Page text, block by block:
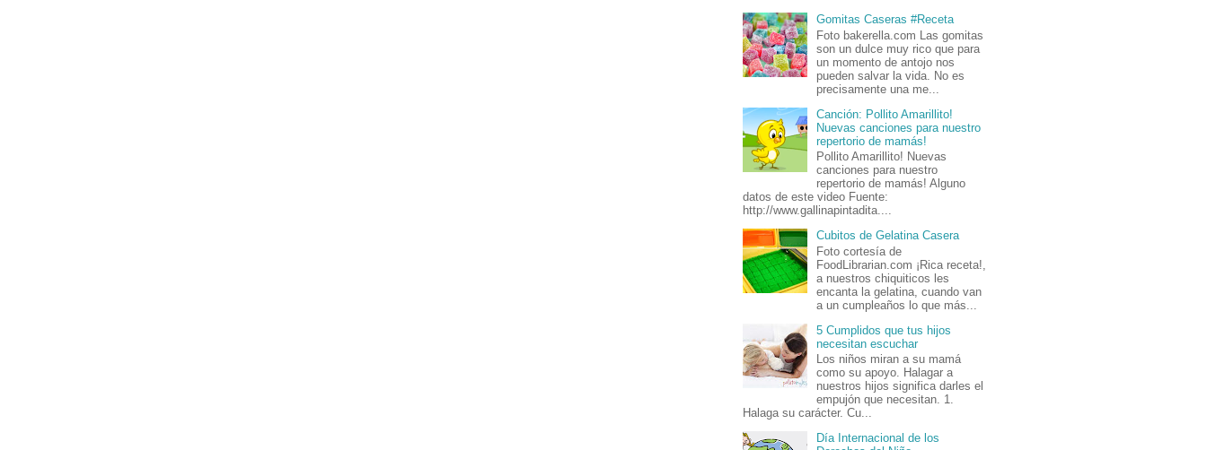
Gomitas Caseras #Receta
Foto bakerella.com Las gomitas
son un dulce muy rico que para
un momento de antojo nos
pueden salvar la vida. No es
precisamente una me...
Canción: Pollito Amarillito!
Nuevas canciones para nuestro
repertorio de mamás!
Pollito Amarillito! Nuevas
canciones para nuestro
repertorio de mamás! Alguno
datos de este video Fuente:
http://www.gallinapintadita....
Cubitos de Gelatina Casera
Foto cortesía de
FoodLibrarian.com ¡Rica receta!,
a nuestros chiquiticos les
encanta la gelatina, cuando van
a un cumpleaños lo que más...
5 Cumplidos que tus hijos
necesitan escuchar
Los niños miran a su mamá
como su apoyo. Halagar a
nuestros hijos significa darles el
empujón que necesitan. 1.
Halaga su carácter. Cu...
Día Internacional de los